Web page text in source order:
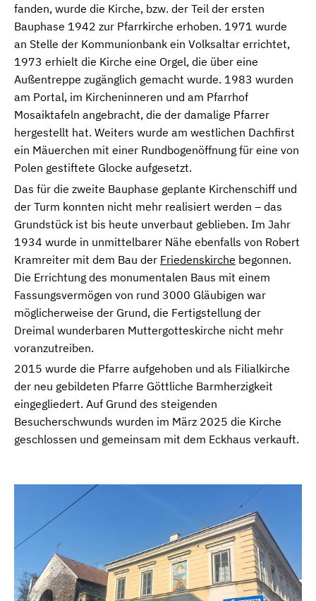
fanden, wurde die Kirche, bzw. der Teil der ersten
Bauphase 1942 zur Pfarrkirche erhoben. 1971 wurde
an Stelle der Kommunionbank ein Volksaltar errichtet,
1973 erhielt die Kirche eine Orgel, die über eine
Außentreppe zugänglich gemacht wurde. 1983 wurden
am Portal, im Kircheninneren und am Pfarrhof
Mosaiktafeln angebracht, die der damalige Pfarrer
hergestellt hat. Weiters wurde am westlichen Dachfirst
ein Mäuerchen mit einer Rundbogenöffnung für eine von
Polen gestiftete Glocke aufgesetzt.
Das für die zweite Bauphase geplante Kirchenschiff und
der Turm konnten nicht mehr realisiert werden – das
Grundstück ist bis heute unverbaut geblieben. Im Jahr
1934 wurde in unmittelbarer Nähe ebenfalls von Robert
Kramreiter mit dem Bau der Friedenskirche begonnen.
Die Errichtung des monumentalen Baus mit einem
Fassungsvermögen von rund 3000 Gläubigen war
möglicherweise der Grund, die Fertigstellung der
Dreimal wunderbaren Muttergotteskirche nicht mehr
voranzutreiben.
2015 wurde die Pfarre aufgehoben und als Filialkirche
der neu gebildeten Pfarre Göttliche Barmherzigkeit
eingegliedert. Auf Grund des steigenden
Besucherschwunds wurden im März 2025 die Kirche
geschlossen und gemeinsam mit dem Eckhaus verkauft.